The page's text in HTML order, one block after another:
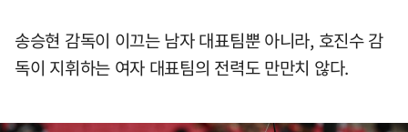
송승현 감독이 이끄는 남자 대표팀뿐 아니라, 호진수 감
독이 지휘하는 여자 대표팀의 전력도 만만치 않다.